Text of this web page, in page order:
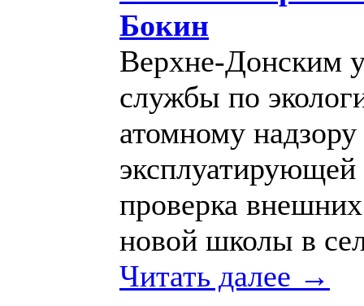
Бокин
Верхне-Донским
службы по
атомному
эксплуатирующей
проверка
новой школы в
Читать далее →